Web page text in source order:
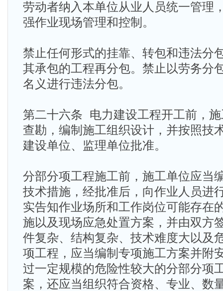
劳动者纳入本单位从业人员统一管理
强作业现场管理和控制。
禁止任何形式的挂靠、转包和违法分
其承包的工程再分包。禁止以劳务分
名义进行违法分包。
第二十六条 电力建设工程开工前，
查勘，编制施工组织设计，并按照技
建设单位、监理单位批准。
分部分项工程施工前，施工单位应当
技术措施，经批准后，向作业人员进
实告知作业场所和工作岗位可能存在
施以及现场应急处置方案，并由双方
件复杂、结构复杂、技术难度大以及
项工程，应当编制专项施工方案并附
过一定规模的危险性较大的分部分项
案，还应当组织符合资格、专业、数